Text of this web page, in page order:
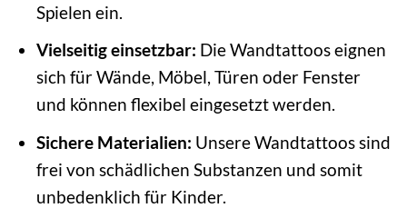
Spielen ein.
Vielseitig einsetzbar: Die Wandtattoos eignen
sich für Wände, Möbel, Türen oder Fenster
und können flexibel eingesetzt werden.
Sichere Materialien: Unsere Wandtattoos sind
frei von schädlichen Substanzen und somit
unbedenklich für Kinder.